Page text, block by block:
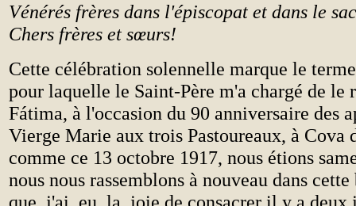
Vénérés frères dans l'épiscopat et dans le
Chers frères et sœurs!
Cette célébration solennelle marque le
pour laquelle le Saint-Père m'a chargé de le
Fátima, à l'occasion du 90 anniversaire des
Vierge Marie aux trois Pastoureaux, à Cova
comme ce 13 octobre 1917, nous étions
nous nous rassemblons à nouveau dans
que j'ai eu la joie de consacrer il y a deux